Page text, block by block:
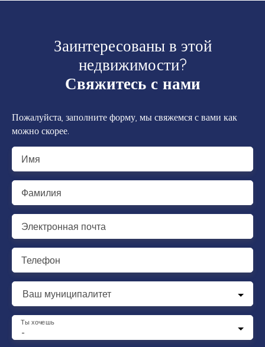
Заинтересованы в этой
недвижимости?
Свяжитесь с нами
Пожалуйста, заполните форму, мы свяжемся с вами как
можно скорее.
Имя
Фамилия
Электронная почта
Телефон
Ваш муниципалитет
-
Ты хочешь